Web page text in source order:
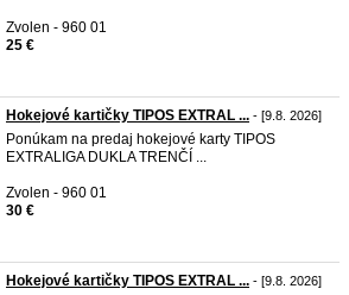
Zvolen - 960 01
25 €
Hokejové kartičky TIPOS EXTRAL ... - [9.8. 2026]
Ponúkam na predaj hokejové karty TIPOS
EXTRALIGA DUKLA TRENČÍ ...
Zvolen - 960 01
30 €
Hokejové kartičky TIPOS EXTRAL ... - [9.8. 2026]